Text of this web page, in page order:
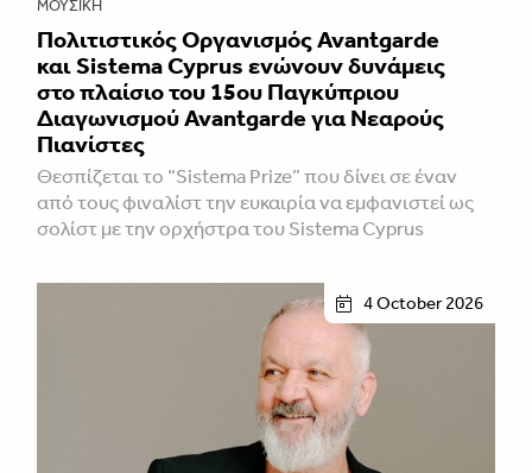
ΜΟΥΣΙΚΉ
Πολιτιστικός Οργανισμός Avantgarde
και Sistema Cyprus ενώνουν δυνάμεις
στο πλαίσιο του 15ου Παγκύπριου
Διαγωνισμού Avantgarde για Νεαρούς
Πιανίστες
Θεσπίζεται το “Sistema Prize” που δίνει σε έναν
από τους φιναλίστ την ευκαιρία να εμφανιστεί ως
σολίστ με την ορχήστρα του Sistema Cyprus
4 October 2026